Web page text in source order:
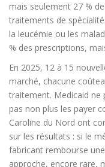
mais seulement 27 %
traitements de
la leucémie ou les
% des prescriptions,
En 2025, 12 à 15
marché, chacune
traitement. Medicaid ne
pas non plus les payer
Caroline du Nord ont
sur les résultats : si le
fabricant rembourse
approche, encore rare,